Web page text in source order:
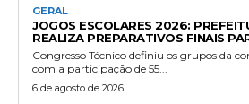
GERAL
JOGOS ESCOLARES 2026:
REALIZA PREPARATIVOS FINAIS
Congresso Técnico definiu os grupos da
com a participação de 55...
6 de agosto de 2026